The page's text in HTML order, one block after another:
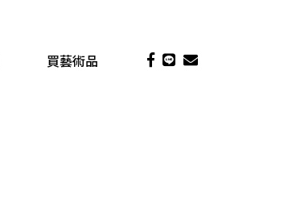
買藝術品